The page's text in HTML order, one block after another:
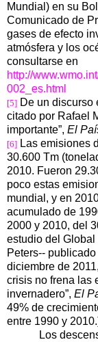
Mundial) en su
Comunicado de
gases de efecto
atmósfera y los
consultarse en
http://
002_es.html
[5] De un discurso
citado por Rafael
importante”, El
[6] Las emisiones
30.600 Tm
2010. Fueron
poco estas
mundial, y en
acumulado de
2000 y 2010, del
estudio del Global
Peters-- publicado
diciembre de
crisis no frena las
invernadero”, El
49% de
entre 1990 y
Los